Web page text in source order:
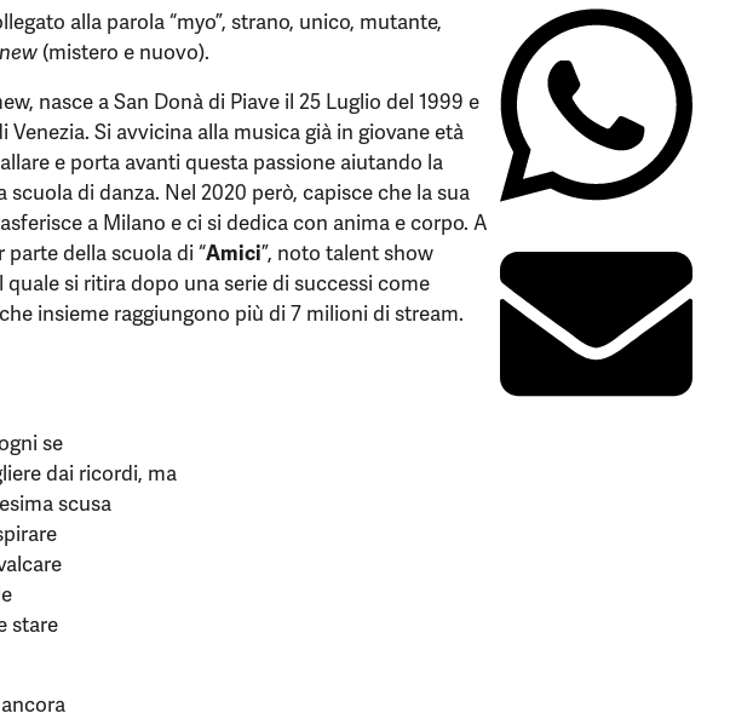
alla parola “myo”, strano, unico, mutante,
new (mistero e nuovo).
nasce a San Donà di Piave il 25 Luglio del 1999 e
Venezia. Si avvicina alla musica già in giovane età
e porta avanti questa passione aiutando la
scuola di danza. Nel 2020 però, capisce che la sua
a Milano e ci si dedica con anima e corpo. A
della scuola di “Amici”, noto talent show
si ritira dopo una serie di successi come
che insieme raggiungono più di 7 milioni di stream.
se
dai ricordi, ma
scusa
stare